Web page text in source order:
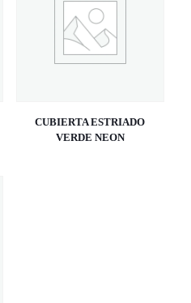
CUBIERTA ESTRIADO
VERDE NEON